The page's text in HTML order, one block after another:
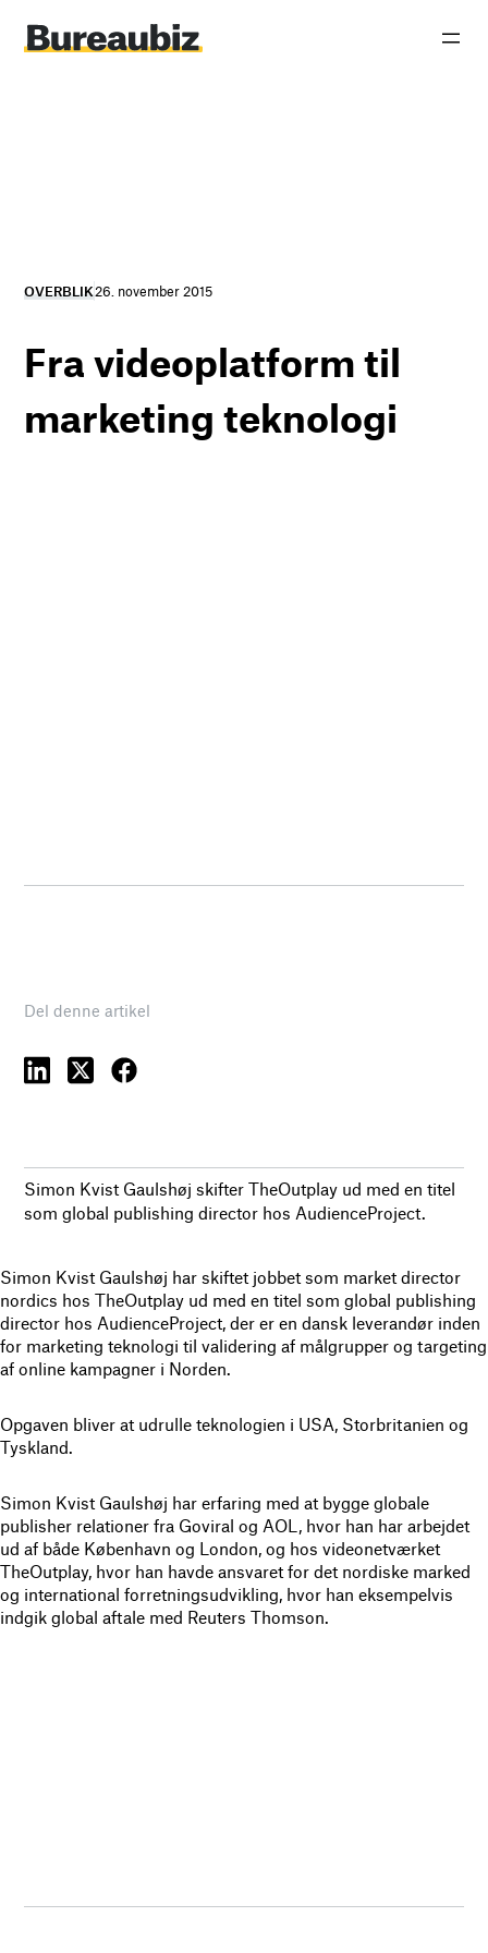
indhold
OVERBLIK26. november 2015
Fra videoplatform til
marketing teknologi
Del denne artikel
Simon Kvist Gaulshøj skifter TheOutplay ud med en titel
som global publishing director hos AudienceProject.
Simon Kvist Gaulshøj har skiftet jobbet som market director
nordics hos TheOutplay ud med en titel som global publishing
director hos AudienceProject, der er en dansk leverandør inden
for marketing teknologi til validering af målgrupper og targeting
af online kampagner i Norden.
Opgaven bliver at udrulle teknologien i USA, Storbritanien og
Tyskland.
Simon Kvist Gaulshøj har erfaring med at bygge globale
publisher relationer fra Goviral og AOL, hvor han har arbejdet
ud af både København og London, og hos videonetværket
TheOutplay, hvor han havde ansvaret for det nordiske marked
og international forretningsudvikling, hvor han eksempelvis
indgik global aftale med Reuters Thomson.